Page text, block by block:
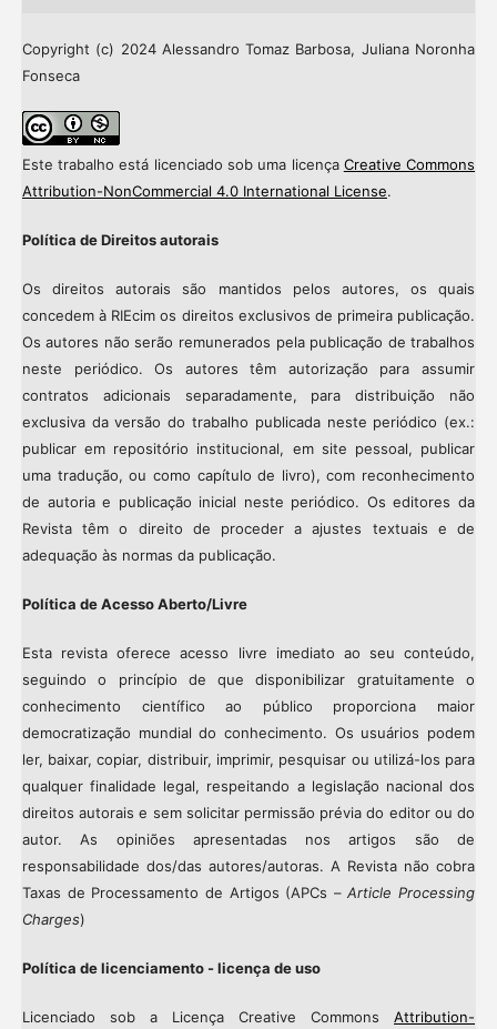
Copyright (c) 2024 Alessandro Tomaz Barbosa, Juliana Noronha
Fonseca
Este trabalho está licenciado sob uma licença Creative Commons
Attribution-NonCommercial 4.0 International License.
Política de Direitos autorais
Os direitos autorais são mantidos pelos autores, os quais
concedem à RIEcim os direitos exclusivos de primeira publicação.
Os autores não serão remunerados pela publicação de trabalhos
neste periódico. Os autores têm autorização para assumir
contratos adicionais separadamente, para distribuição não
exclusiva da versão do trabalho publicada neste periódico (ex.:
publicar em repositório institucional, em site pessoal, publicar
uma tradução, ou como capítulo de livro), com reconhecimento
de autoria e publicação inicial neste periódico. Os editores da
Revista têm o direito de proceder a ajustes textuais e de
adequação às normas da publicação.
Política de Acesso Aberto/Livre
Esta revista oferece acesso livre imediato ao seu conteúdo,
seguindo o princípio de que disponibilizar gratuitamente o
conhecimento científico ao público proporciona maior
democratização mundial do conhecimento. Os usuários podem
ler, baixar, copiar, distribuir, imprimir, pesquisar ou utilizá-los para
qualquer finalidade legal, respeitando a legislação nacional dos
direitos autorais e sem solicitar permissão prévia do editor ou do
autor. As opiniões apresentadas nos artigos são de
responsabilidade dos/das autores/autoras. A Revista não cobra
Taxas de Processamento de Artigos (APCs –Article Processing
Charges)
Política de licenciamento - licença de uso
Licenciado sob a Licença Creative CommonsAttribution-